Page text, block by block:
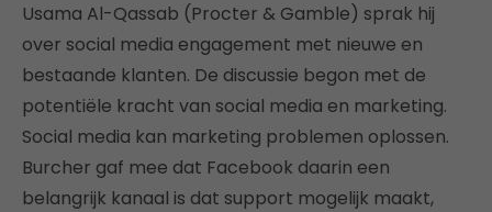
Usama Al-Qassab (Procter & Gamble) sprak hij
over social media engagement met nieuwe en
bestaande klanten. De discussie begon met de
potentiële kracht van social media en marketing.
Social media kan marketing problemen oplossen.
Burcher gaf mee dat Facebook daarin een
belangrijk kanaal is dat support mogelijk maakt,